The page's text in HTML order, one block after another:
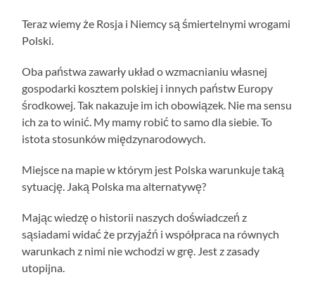
Teraz wiemy że Rosja i Niemcy są śmiertelnymi wrogami
Polski.
Oba państwa zawarły układ o wzmacnianiu własnej
gospodarki kosztem polskiej i innych państw Europy
środkowej. Tak nakazuje im ich obowiązek. Nie ma sensu
ich za to winić. My mamy robić to samo dla siebie. To
istota stosunków międzynarodowych.
Miejsce na mapie w którym jest Polska warunkuje taką
sytuację. Jaką Polska ma alternatywę?
Mając wiedzę o historii naszych doświadczeń z
sąsiadami widać że przyjaźń i współpraca na równych
warunkach z nimi nie wchodzi w grę. Jest z zasady
utopijna.